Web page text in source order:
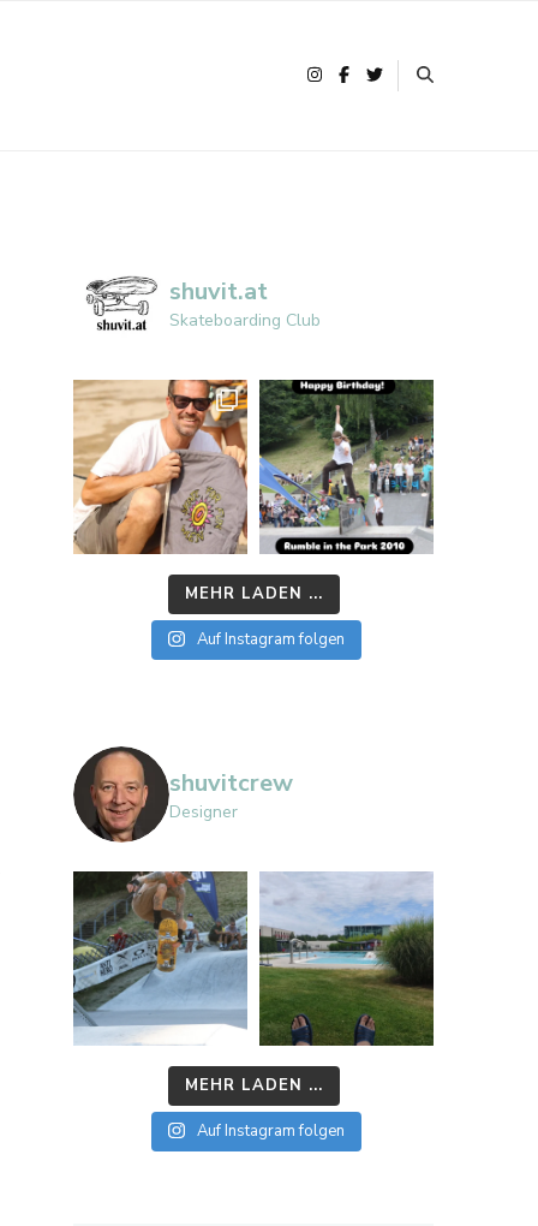
shuvit.at
Skateboarding Club
MEHR LADEN ...
Auf Instagram folgen
shuvitcrew
Designer
MEHR LADEN ...
Auf Instagram folgen